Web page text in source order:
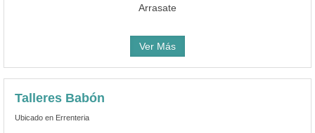
Arrasate
Ver Más
Talleres Babón
Ubicado en Errenteria